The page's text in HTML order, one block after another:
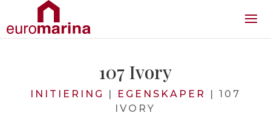
107 Ivory
INITIERING | EGENSKAPER | 107
IVORY